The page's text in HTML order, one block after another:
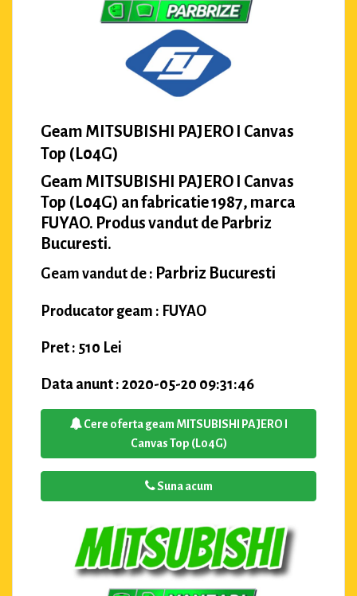
Geam MITSUBISHI PAJERO I Canvas
Top (L04G)
Geam MITSUBISHI PAJERO I Canvas
Top (L04G) an fabricatie 1987, marca
FUYAO. Produs vandut de Parbriz
Bucuresti.
Geam vandut de : Parbriz Bucuresti
Producator geam : FUYAO
Pret : 510 Lei
Data anunt : 2020-05-20 09:31:46
Cere oferta geam MITSUBISHI PAJERO I
Canvas Top (L04G)
Suna acum